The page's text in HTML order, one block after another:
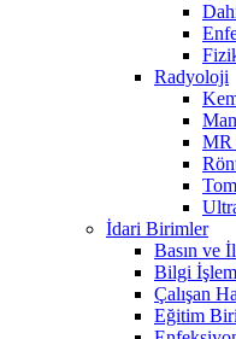
Radyoloji
MR
İdari Birimler
Basın ve
Bilgi
Çalışan
Eğitim